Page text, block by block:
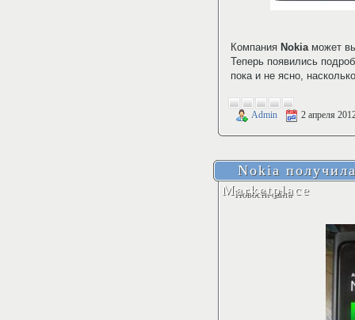
Компания Nokiaможет
Теперь появились
пока и не ясно,
Admin 2 апреля
Nokia
Marketplace
Новости сайта